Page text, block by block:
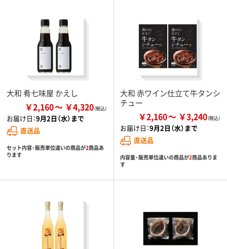
大和 肴七味屋 かえし
￥2,160 ￥4,320
お届け日：9月2日（水）まで
直送品
セット内容・販売単位違いの商品が2商品あ
ります
大和 赤ワイン仕立て牛タンシ
チュー
￥2,160 ￥3,240
お届け日：9月2日（水）まで
直送品
内容量・販売単位違いの商品が2商品ありま
す